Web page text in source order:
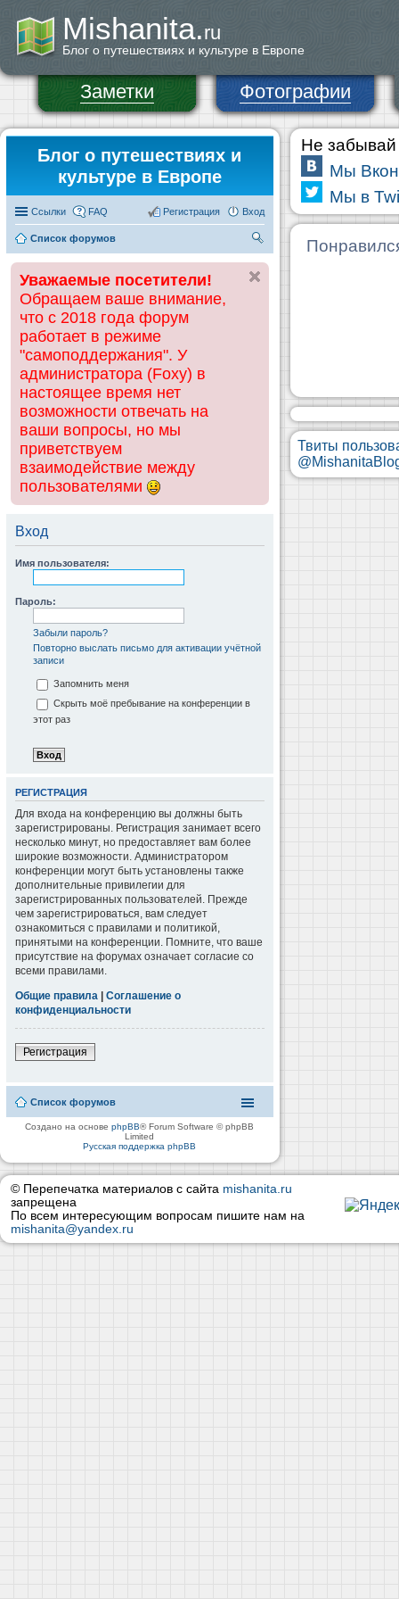
Mishanita.ru
Блог о путешествиях и культуре в Европе
Заметки Фотографии
Блог о путешествиях и
культуре в Европе
Ссылки FAQ Вход
Регистрация
Список форумов
ск
Уважаемые посетители!
Обращаем ваше внимание,
что с 2018 года форум
работает в режиме
"самоподдержания". У
администратора (Foxy) в
настоящее время нет
возможности отвечать на
ваши вопросы, но мы
приветствуем
взаимодействие между
пользователями
Вход
Имя пользователя:
Пароль:
Забыли пароль?
Повторно выслать письмо для активации учётной
записи
Запомнить меня
Скрыть моё пребывание на конференции в
этот раз
РЕГИСТРАЦИЯ
Для входа на конференцию вы должны быть
зарегистрированы. Регистрация занимает всего
несколько минут, но предоставляет вам более
широкие возможности. Администратором
конференции могут быть установлены также
дополнительные привилегии для
зарегистрированных пользователей. Прежде
чем зарегистрироваться, вам следует
ознакомиться с правилами и политикой,
принятыми на конференции. Помните, что ваше
присутствие на форумах означает согласие со
всеми правилами.
Общие правила | Соглашение о
конфиденциальности
Регистрация
Список форумов
Создано на основеphpBB® Forum Software © phpBB
Limited
Русская поддержка phpBB
Не забывай
Мы
Мы в
Твиты
© Перепечатка материалов с сайта mishanita.ru
запрещена
По всем интересующим вопросам пишите нам на
mishanita@yandex.ru